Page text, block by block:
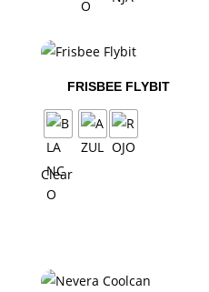
FRISBEE FLYBIT
Clear